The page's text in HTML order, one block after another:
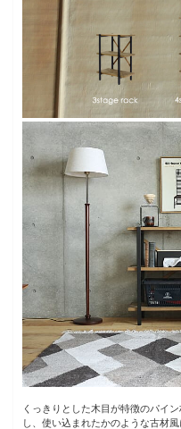
くっきりとした木目が特徴のパイ
し、使い込まれたかのような古材